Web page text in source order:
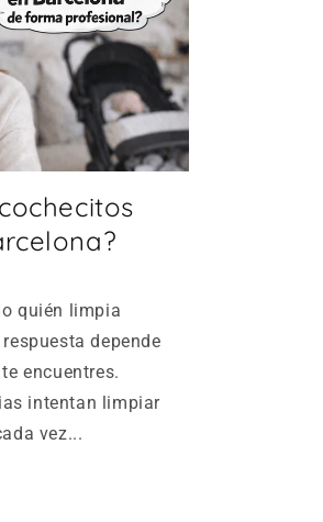
quién limpia
depende
encuentres.
intentan limpiar
vez...